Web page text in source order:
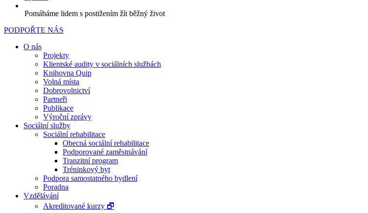
Pomáháme lidem s postižením žít běžný život
PODPOŘTE NÁS
O nás
Projekty
Klientské audity v sociálních službách
Knihovna Quip
Volná místa
Dobrovolnictví
Partneři
Publikace
Výroční zprávy
Sociální služby
Sociální rehabilitace
Obecná sociální rehabilitace
Podporované zaměstnávání
Tranzitní program
Tréninkový byt
Podpora samostatného bydlení
Poradna
Vzdělávání
Akreditované kurzy 🗗